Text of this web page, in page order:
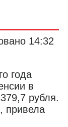
14:32
года
в
рубля.
привела